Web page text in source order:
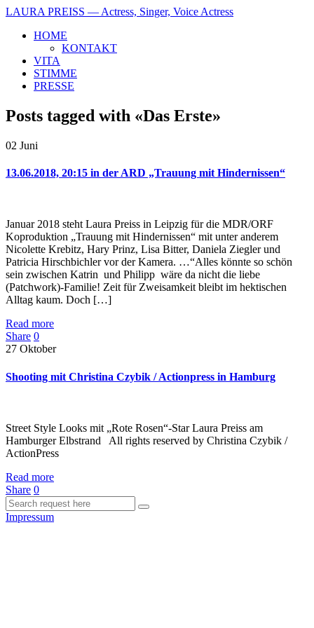
LAURA PREISS — Actress, Singer, Voice Actress
HOME
KONTAKT
VITA
STIMME
PRESSE
Posts tagged with «Das Erste»
02 Juni
13.06.2018, 20:15 in der ARD „Trauung mit Hindernissen“
Januar 2018 steht Laura Preiss in Leipzig für die MDR/ORF
Koproduktion „Trauung mit Hindernissen“ mit unter anderem
Nicolette Krebitz, Hary Prinz, Lisa Bitter, Daniela Ziegler und
Patricia Hirschbichler vor der Kamera. …“Alles könnte so schön
sein zwischen Katrin und Philipp wäre da nicht die liebe
(Patchwork)-Familie! Zeit für Zweisamkeit bleibt im hektischen
Alltag kaum. Doch […]
Read more
Share 0
27 Oktober
Shooting mit Christina Czybik / Actionpress in Hamburg
Street Style Looks mit „Rote Rosen“-Star Laura Preiss am
Hamburger Elbstrand All rights reserved by Christina Czybik /
ActionPress
Read more
Share 0
Impressum